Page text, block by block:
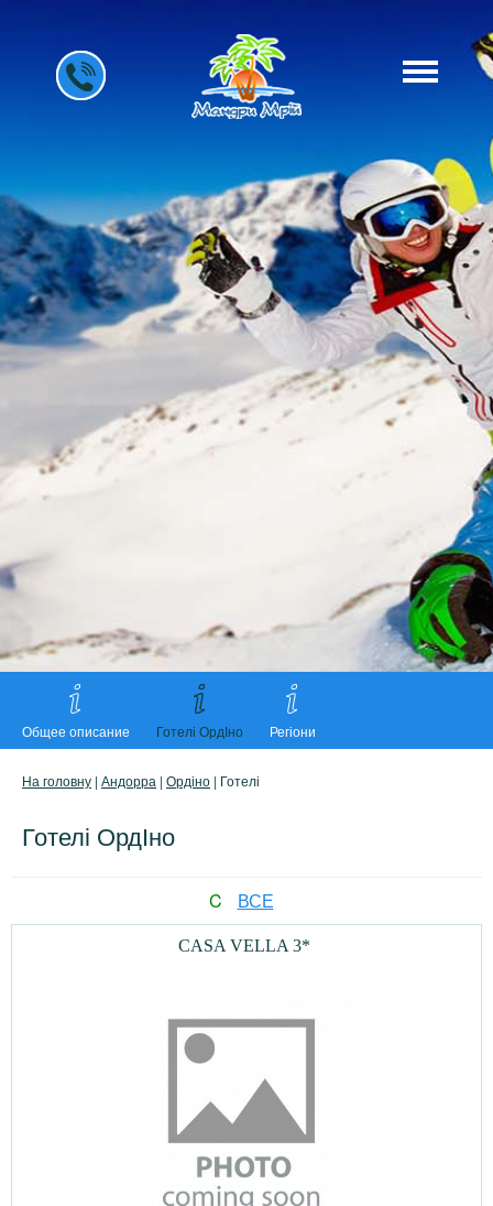
Общее описание Готелі ОрдІно Регіони
На головну | Андорра | Ордіно | Готелі
Готелі ОрдІно
C ВСЕ
CASA VELLA 3*